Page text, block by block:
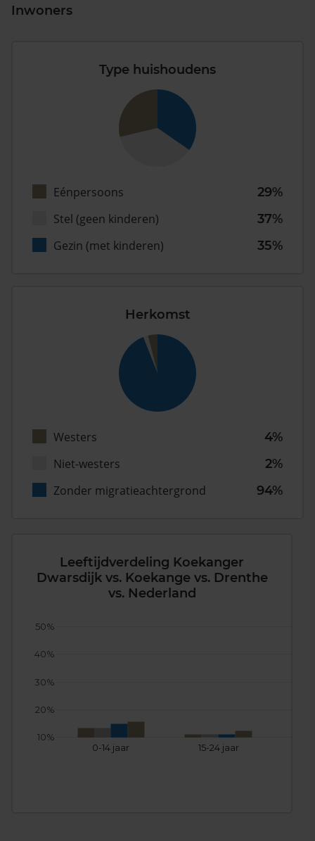
Inwoners
Type huishoudens
Eénpersoons
29%
Stel (geen kinderen)
37%
Gezin (met kinderen)
35%
Herkomst
Westers
4%
Niet-westers
2%
Zonder migratieachtergrond
94%
Leeftijdverdeling Koekanger
Dwarsdijk vs. Koekange vs. Drenthe
vs. Nederland
0-14 jaar 15-24 jaar
10%
20%
30%
40%
50%